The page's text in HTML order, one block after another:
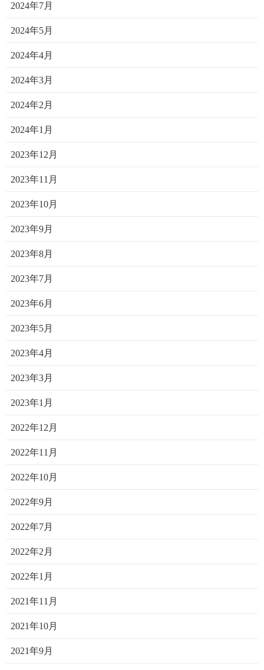
2024年7月
2024年5月
2024年4月
2024年3月
2024年2月
2024年1月
2023年12月
2023年11月
2023年10月
2023年9月
2023年8月
2023年7月
2023年6月
2023年5月
2023年4月
2023年3月
2023年1月
2022年12月
2022年11月
2022年10月
2022年9月
2022年7月
2022年2月
2022年1月
2021年11月
2021年10月
2021年9月